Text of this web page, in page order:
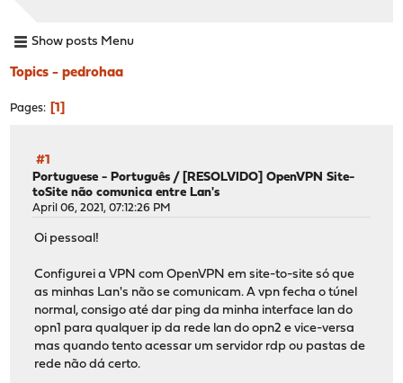
Show posts Menu
Topics - pedrohaa
Pages 1
#1
Portuguese - Português / [RESOLVIDO] OpenVPN Site-
toSite não comunica entre Lan's
April 06, 2021, 07:12:26 PM
Oi pessoal!
Configurei a VPN com OpenVPN em site-to-site só que
as minhas Lan's não se comunicam. A vpn fecha o túnel
normal, consigo até dar ping da minha interface lan do
opn1 para qualquer ip da rede lan do opn2 e vice-versa
mas quando tento acessar um servidor rdp ou pastas de
rede não dá certo.